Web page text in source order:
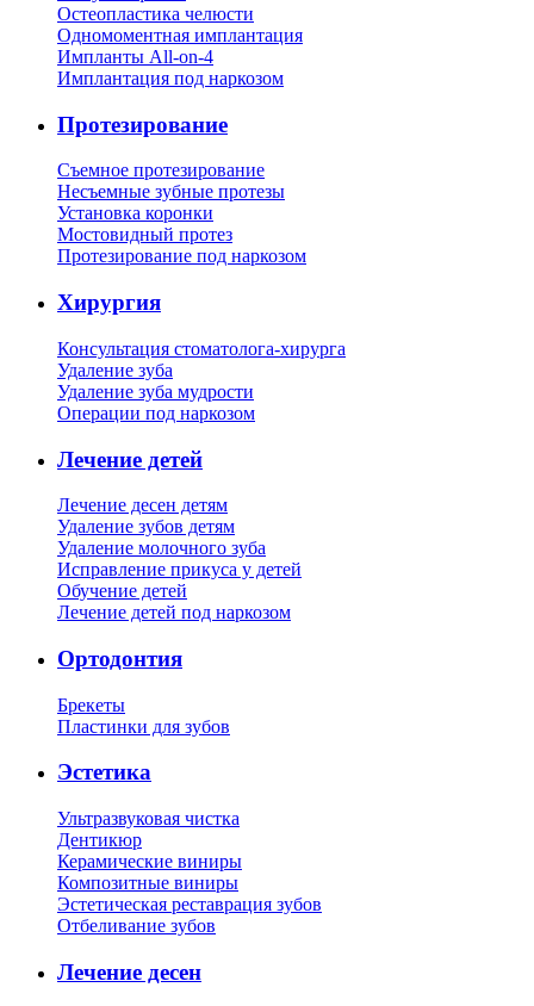
Остеопластика челюсти
Одномоментная имплантация
Импланты All-on-4
Имплантация под наркозом
Протезирование
Съемное протезирование
Несъемные зубные протезы
Установка коронки
Мостовидный протез
Протезирование под наркозом
Хирургия
Консультация стоматолога-хирурга
Удаление зуба
Удаление зуба мудрости
Операции под наркозом
Лечение детей
Лечение десен детям
Удаление зубов детям
Удаление молочного зуба
Исправление прикуса у детей
Обучение детей
Лечение детей под наркозом
Ортодонтия
Брекеты
Пластинки для зубов
Эстетика
Ультразвуковая чистка
Дентикюр
Керамические виниры
Композитные виниры
Эстетическая реставрация зубов
Отбеливание зубов
Лечение десен